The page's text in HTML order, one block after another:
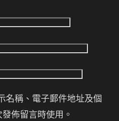
名稱、電子郵件地址及個
佈留言時使用。